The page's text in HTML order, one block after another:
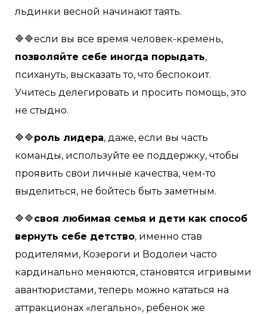
льдинки весной начинают таять.
🔷🔷если вы все время человек-кремень,
позволяйте себе иногда порыдать,
психануть, высказать то, что беспокоит.
Учитесь делегировать и просить помощь, это
не стыдно.
🔷🔷роль лидера, даже, если вы часть
команды, используйте ее поддержку, чтобы
проявить свои личные качества, чем-то
выделиться, не бойтесь быть заметным.
🔷🔷своя любимая семья и дети как способ
вернуть себе детство, именно став
родителями, Козероги и Водолеи часто
кардинально меняются, становятся игривыми
авантюристами, теперь можно кататься на
аттракционах «легально», ребенок же